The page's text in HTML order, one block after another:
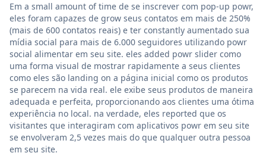
Em a small amount of time de se inscrever com pop-up powr,
eles foram capazes de grow seus contatos em mais de 250%
(mais de 600 contatos reais) e ter constantly aumentado sua
mídia social para mais de 6.000 seguidores utilizando powr
social alimentar em seu site. eles added powr slider como
uma forma visual de mostrar rapidamente a seus clientes
como eles são landing on a página inicial como os produtos
se parecem na vida real. ele exibe seus produtos de maneira
adequada e perfeita, proporcionando aos clientes uma ótima
experiência no local. na verdade, eles reported que os
visitantes que interagiram com aplicativos powr em seu site
se envolveram 2,5 vezes mais do que qualquer outra pessoa
em seu site.